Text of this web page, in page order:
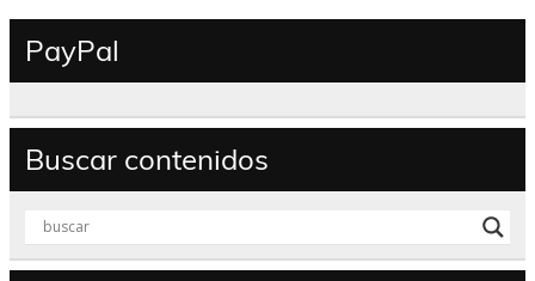
PayPal
Buscar contenidos